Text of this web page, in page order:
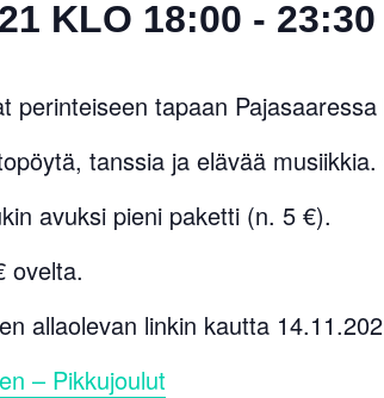
KLO 18:00 - 23:30
perinteiseen tapaan
tanssia ja elävää
avuksi pieni paketti (n. 5 €).
ovelta.
allaolevan linkin kautta
– Pikkujoulut